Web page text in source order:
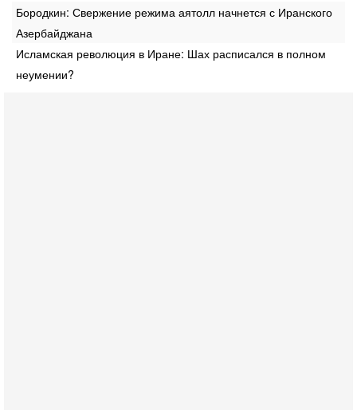
Бородкин: Свержение режима аятолл начнется с Иранского
Азербайджана
Исламская революция в Иране: Шах расписался в полном
неумении?